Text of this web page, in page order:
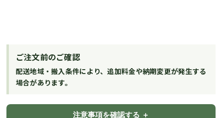
ご注文前のご確認
配送地域・搬入条件により、追加料金や納期変更が発生する
場合があります。
注意事項を確認する